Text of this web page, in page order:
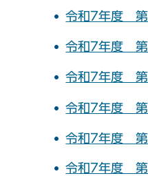
令和7年度 第
令和7年度 第
令和7年度 第
令和7年度 第
令和7年度 第
令和7年度 第